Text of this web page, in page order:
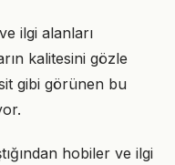
ilgi alanları
kalitesini gözle
gibi görünen bu
hobiler ve ilgi